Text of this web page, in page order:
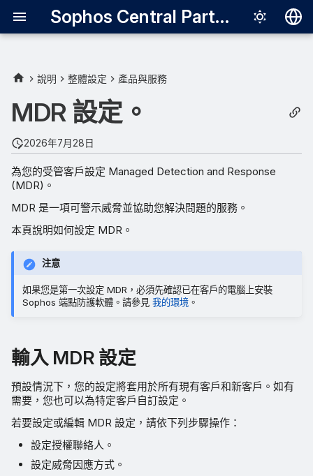
Sophos Central Partner
Italiano
日本語
輸入 MDR 設定
設定威脅回應方式
說明 整體設定 產品與服務
MDR 設定。
2026年7月28日
為您的受管客戶設定 Managed Detection and Response
(MDR)。
MDR 是一項可警示威脅並協助您解決問題的服務。
本頁說明如何設定 MDR。
注意
如果您是第一次設定 MDR，必須先確認已在客戶的電腦上安裝
Sophos 端點防護軟體。請參見 我的環境 。
輸入 MDR 設定
預設情況下，您的設定將套用於所有現有客戶和新客戶。如有
需要，您也可以為特定客戶自訂設定。
若要設定或編輯 MDR 設定，請依下列步驟操作：
設定授權聯絡人。
設定威脅因應方式。